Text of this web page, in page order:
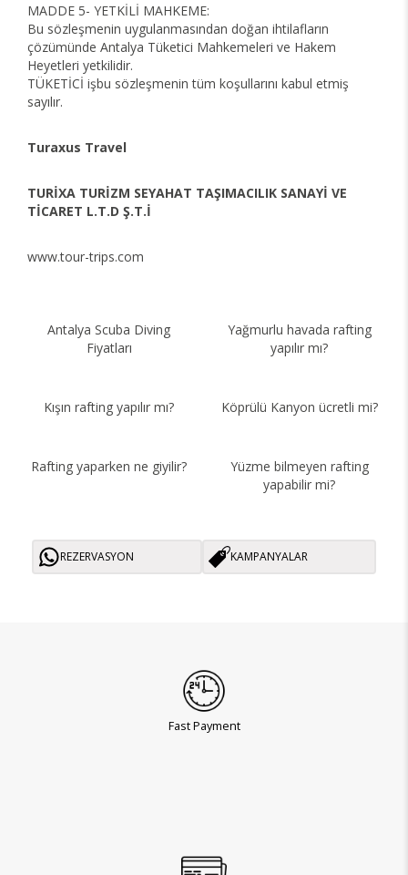
MADDE 5- YETKİLİ MAHKEME:
Bu sözleşmenin uygulanmasından doğan ihtilafların
çözümünde Antalya Tüketici Mahkemeleri ve Hakem
Heyetleri yetkilidir.
TÜKETİCİ işbu sözleşmenin tüm koşullarını kabul etmiş
sayılır.
Turaxus Travel
TURİXA TURİZM SEYAHAT TAŞIMACILIK SANAYİ VE
TİCARET L.T.D Ş.T.İ
www.tour-trips.com
Antalya Scuba Diving
Fiyatları
Yağmurlu havada rafting
yapılır mı?
Kışın rafting yapılır mı? Köprülü Kanyon ücretli mi?
Rafting yaparken ne giyilir?
Yüzme bilmeyen rafting
yapabilir mi?
REZERVASYON KAMPANYALAR
Fast Payment